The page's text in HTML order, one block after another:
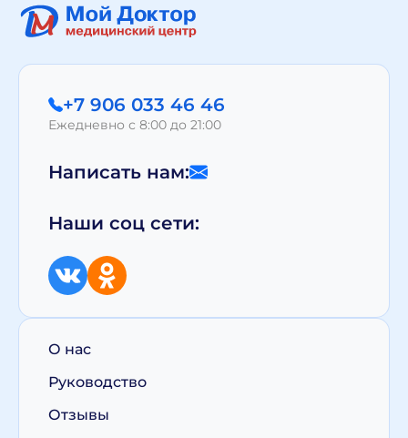
+7 906 033 46 46
Ежедневно с 8:00 до 21:00
Написать нам:
Наши соц сети:
О нас
Руководство
Отзывы